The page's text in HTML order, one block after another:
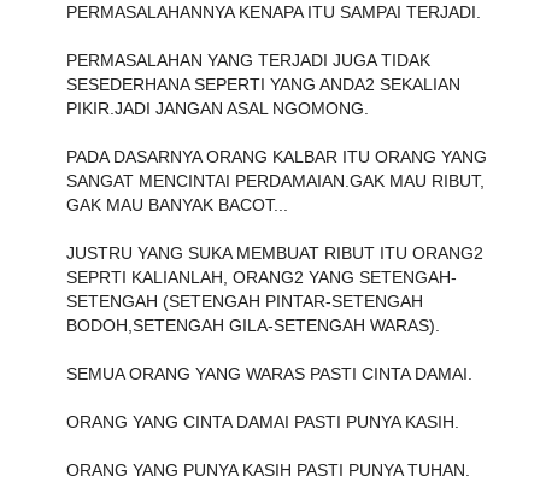
PERMASALAHANNYA KENAPA ITU SAMPAI TERJADI.
PERMASALAHAN YANG TERJADI JUGA TIDAK
SESEDERHANA SEPERTI YANG ANDA2 SEKALIAN
PIKIR.JADI JANGAN ASAL NGOMONG.
PADA DASARNYA ORANG KALBAR ITU ORANG YANG
SANGAT MENCINTAI PERDAMAIAN.GAK MAU RIBUT,
GAK MAU BANYAK BACOT...
JUSTRU YANG SUKA MEMBUAT RIBUT ITU ORANG2
SEPRTI KALIANLAH, ORANG2 YANG SETENGAH-
SETENGAH (SETENGAH PINTAR-SETENGAH
BODOH,SETENGAH GILA-SETENGAH WARAS).
SEMUA ORANG YANG WARAS PASTI CINTA DAMAI.
ORANG YANG CINTA DAMAI PASTI PUNYA KASIH.
ORANG YANG PUNYA KASIH PASTI PUNYA TUHAN.